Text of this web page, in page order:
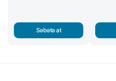
Səbətə at